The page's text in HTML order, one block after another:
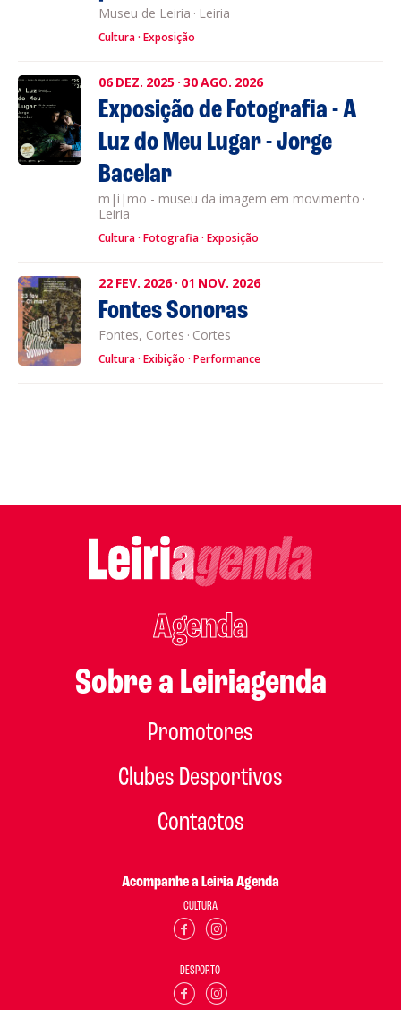
Museu de Leiria · Leiria
Cultura Exposição
06 DEZ. 2025 · 30AGO. 2026
Exposição de Fotografia - A
Luz do Meu Lugar - Jorge
Bacelar
m|i|mo - museu da imagem em movimento ·
Leiria
Cultura Fotografia Exposição
22 FEV. 2026 · 01 NOV. 2026
Fontes Sonoras
Fontes, Cortes · Cortes
Cultura Exibição Performance
Agenda
Sobre a Leiriagenda
Promotores
Clubes Desportivos
Contactos
Acompanhe a Leiria Agenda
CULTURA
DESPORTO